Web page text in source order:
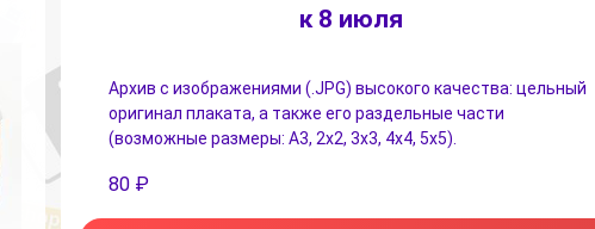
к 8 июля
Архив с изображениями (.JPG) высокого качества: цельный
оригинал плаката, а также его раздельные части
(возможные размеры: А3, 2х2, 3х3, 4х4, 5х5).
80 ₽